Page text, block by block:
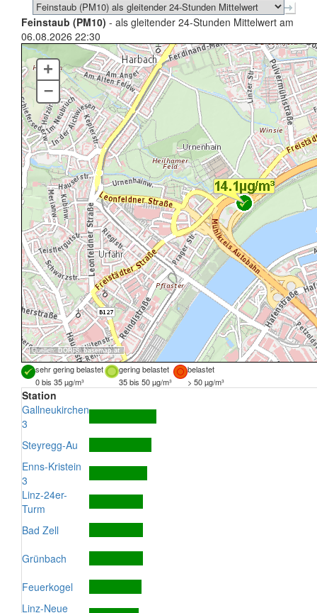
Feinstaub (PM10) - als gleitender 24-Stunden Mittelwert am
06.08.2026 22:30
Quellen: DORIS,basemap.at
+
–
sehr gering belastet gering belastet
belastet
0 bis 35 µg/m³
35 bis 50 µg/m³ > 50 µg/m³
Station
Gallneukirchen
3
Steyregg-Au
Enns-Kristein
3
Linz-24er-
Turm
Bad Zell
Grünbach
Feuerkogel
Linz-Neue